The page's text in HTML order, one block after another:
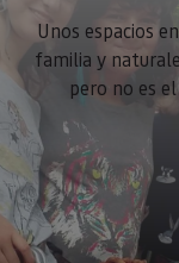
Unos espacios
familia y
pero no es